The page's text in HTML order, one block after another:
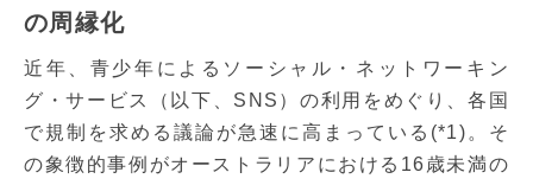
の周縁化
近年、青少年によるソーシャル・ネットワーキン
グ・サービス（以下、SNS）の利用をめぐり、各国
で規制を求める議論が急速に高まっている(*1)。そ
の象徴的事例がオーストラリアにおける16歳未満の